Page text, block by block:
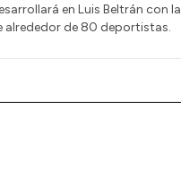
en Luis Beltrán con la
alrededor de 80 deportistas.